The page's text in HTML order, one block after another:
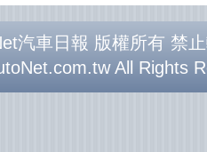
汽車日報 版權所有 禁
All Rights